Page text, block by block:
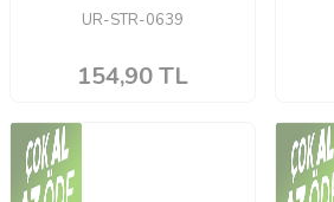
UR-STR-0639
154,90TL